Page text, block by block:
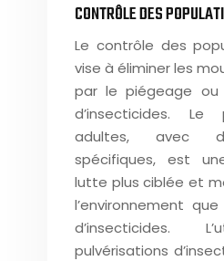
CONTRÔLE DES
Le contrôle des
vise à éliminer les
par le piégeage ou
d’insecticides.
adultes, avec
spécifiques, est
lutte plus ciblée et
l’environnement
d’insecticides.
pulvérisations